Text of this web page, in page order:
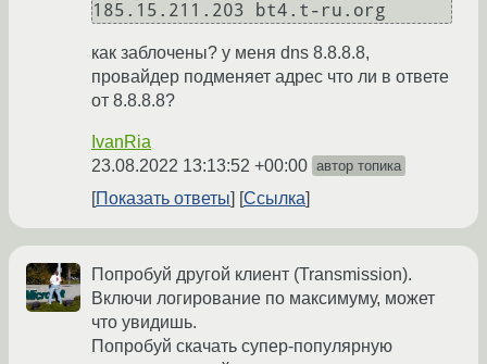
как заблочены? у меня dns 8.8.8.8,
провайдер подменяет адрес что ли в ответе
от 8.8.8.8?
IvanRia
23.08.2022 13:13:52 +00:00 автор топика
Показать ответы Ссылка
Попробуй другой клиент (Transmission).
Включи логирование по максимуму, может
что увидишь.
Попробуй скачать супер-популярную